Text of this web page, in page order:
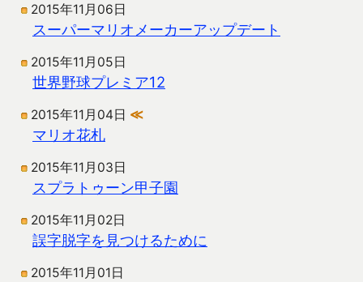
2015年11月06日
スーパーマリオメーカーアップデート
2015年11月05日
世界野球プレミア12
2015年11月04日 ≪
マリオ花札
2015年11月03日
スプラトゥーン甲子園
2015年11月02日
誤字脱字を見つけるために
2015年11月01日